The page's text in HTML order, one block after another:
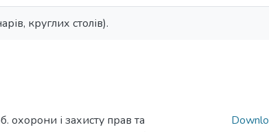
круглих столів).
охорони і захисту прав та